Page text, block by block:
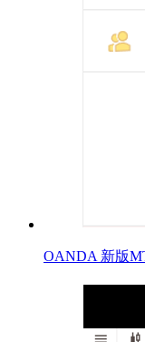
OANDA 新版